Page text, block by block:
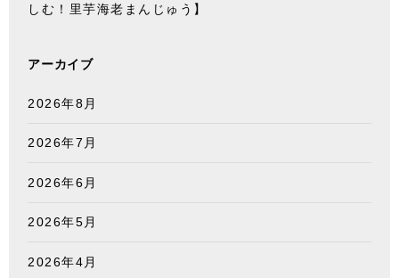
しむ！里芋海老まんじゅう】
アーカイブ
2026年8月
2026年7月
2026年6月
2026年5月
2026年4月